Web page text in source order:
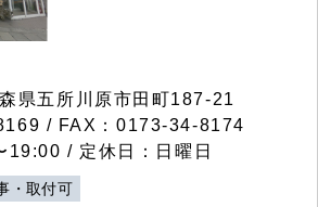
県五所川原市田町187-21
/ FAX：0173-34-8174
19:00 / 定休日：日曜日
・取付可